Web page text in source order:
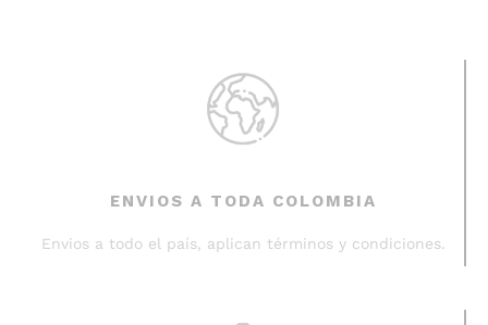
ENVIOS A TODA COLOMBIA
Envios a todo el país, aplican términos y condiciones.